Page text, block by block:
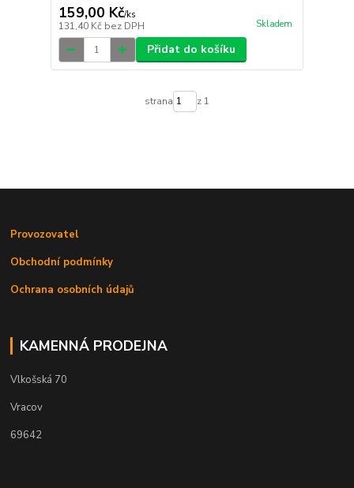
159,00 Kč/ks
131,40 Kč bez DPH Skladem
Přidat do košíku
strana z 1
Provozovatel
Obchodní podmínky
Ochrana osobních údajů
KAMENNÁ PRODEJNA
Vlkošská 70
Vracov
69642